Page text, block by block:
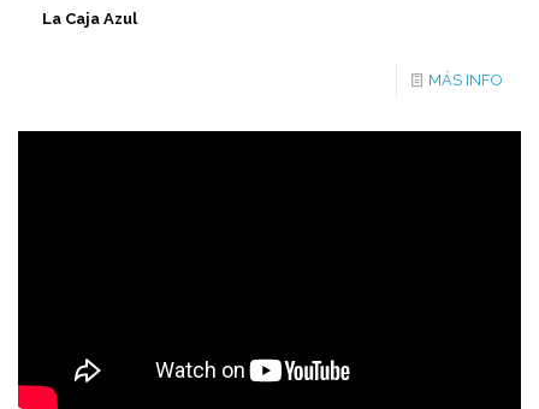
La Caja Azul
MÁS INFO